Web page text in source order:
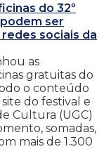
do 32º
ser
sociais da
as
gratuitas do
o conteúdo
do festival e
Cultura (UGC)
somadas,
mais de 1.300